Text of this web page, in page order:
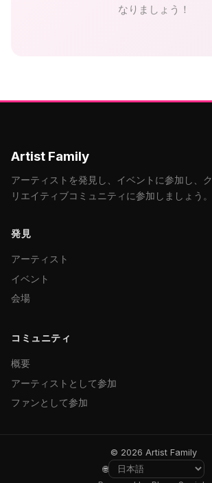
なりましょう！
Artist Family
アーティストを発見し、イベントに参加し、ク
リエイティブコミュニティに参加しましょう。
発見
アーティスト
イベント
会場
コミュニティ
概要
アーティストとして参加
ファンとして参加
© 2026 Artist Family
🌐